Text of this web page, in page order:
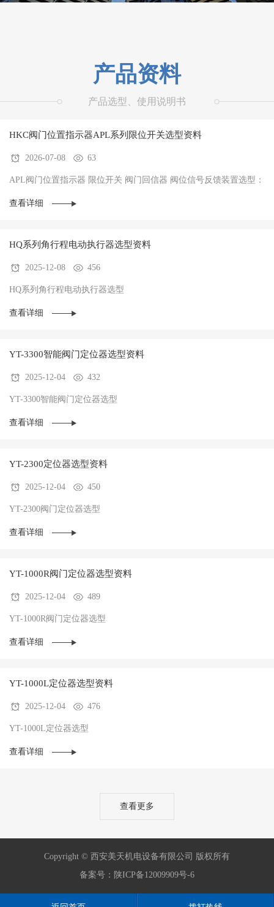
产品资料
产品选型、使用说明书
HKC阀门位置指示器APL系列限位开关选型资料
2026-07-08 63
APL阀门位置指示器 限位开关 阀门回信器 阀位信号反馈装置选型：
查看详细
HQ系列角行程电动执行器选型资料
2025-12-08 456
HQ系列角行程电动执行器选型
查看详细
YT-3300智能阀门定位器选型资料
2025-12-04 432
YT-3300智能阀门定位器选型
查看详细
YT-2300定位器选型资料
2025-12-04 450
YT-2300阀门定位器选型
查看详细
YT-1000R阀门定位器选型资料
2025-12-04 489
YT-1000R阀门定位器选型
查看详细
YT-1000L定位器选型资料
2025-12-04 476
YT-1000L定位器选型
查看详细
查看更多
Copyright © 西安美天机电设备有限公司 版权所有
备案号： 陕ICP备12009909号-6